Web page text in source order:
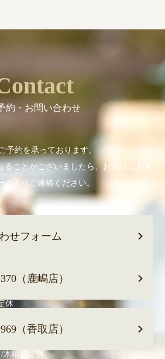
約・お問い合わせ
予約を承っております。
ることがございましたら、お気軽にお電
よりご連絡ください。
せフォーム
（鹿嶋店）
休
（香取店）
曜日定休